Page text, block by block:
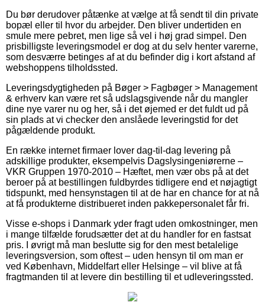
Du bør derudover påtænke at vælge at få sendt til din private
bopæl eller til hvor du arbejder. Den bliver undertiden en
smule mere pebret, men lige så vel i høj grad simpel. Den
prisbilligste leveringsmodel er dog at du selv henter varerne,
som desværre betinges af at du befinder dig i kort afstand af
webshoppens tilholdssted.
Leveringsdygtigheden på Bøger > Fagbøger > Management
& erhverv kan være ret så udslagsgivende når du mangler
dine nye varer nu og her, så i det øjemed er det fuldt ud på
sin plads at vi checker den anslåede leveringstid for det
pågældende produkt.
En række internet firmaer lover dag-til-dag levering på
adskillige produkter, eksempelvis Dagslysingeniørerne –
VKR Gruppen 1970-2010 – Hæftet, men vær obs på at det
beroer på at bestillingen fuldbyrdes tidligere end et nøjagtigt
tidspunkt, med hensynstagen til at de har en chance for at nå
at få produkterne distribueret inden pakkepersonalet får fri.
Visse e-shops i Danmark yder fragt uden omkostninger, men
i mange tilfælde forudsætter det at du handler for en fastsat
pris. I øvrigt må man beslutte sig for den mest betalelige
leveringsversion, som oftest – uden hensyn til om man er
ved København, Middelfart eller Helsinge – vil blive at få
fragtmanden til at levere din bestilling til et udleveringssted.